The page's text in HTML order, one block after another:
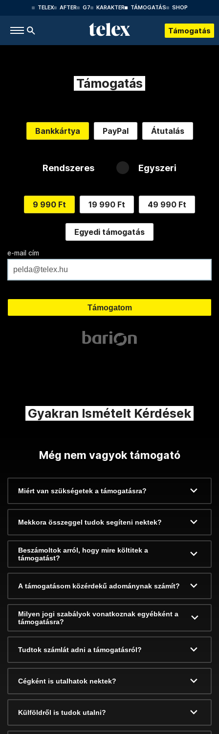
TELEX AFTER G7 KARAKTER TÁMOGATÁS SHOP
Támogatás
Támogatás
Bankkártya PayPal Átutalás
Rendszeres Egyszeri
9 990 Ft 19 990 Ft 49 990 Ft
Egyedi támogatás
e-mail cím
Gyakran Ismételt Kérdések
Még nem vagyok támogató
Miért van szükségetek a támogatásra?
Mekkora összeggel tudok segíteni nektek?
Beszámoltok arról, hogy mire költitek a
támogatást?
A támogatásom közérdekű adománynak számít?
Milyen jogi szabályok vonatkoznak egyébként a
támogatásra?
Tudtok számlát adni a támogatásról?
Cégként is utalhatok nektek?
Külföldről is tudok utalni?